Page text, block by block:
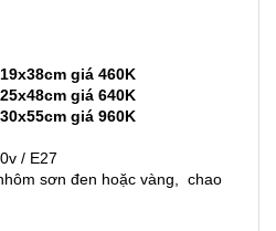
giá 460K
giá 640K
giá 960K
/ E27
sơn đen hoặc vàng, chao